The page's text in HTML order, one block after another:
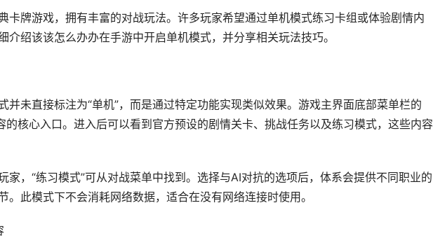
卡牌游戏，拥有丰富的对战玩法。许多玩家希望通过单机模式练习卡组或体验剧情内
介绍该该怎么办办在手游中开启单机模式，并分享相关玩法技巧。
并未直接标注为“单机”，而是通过特定功能实现类似效果。游戏主界面底部菜单栏的
的核心入口。进入后可以看到官方预设的剧情关卡、挑战任务以及练习模式，这些内容
家，“练习模式”可从对战菜单中找到。选择与AI对抗的选项后，体系会提供不同职业的
。此模式下不会消耗网络数据，适合在没有网络连接时使用。